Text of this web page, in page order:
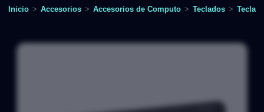
Inicio > Accesorios > Accesorios de Computo > Teclados >